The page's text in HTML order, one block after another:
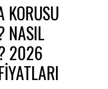
KORUSU
NASIL
2026